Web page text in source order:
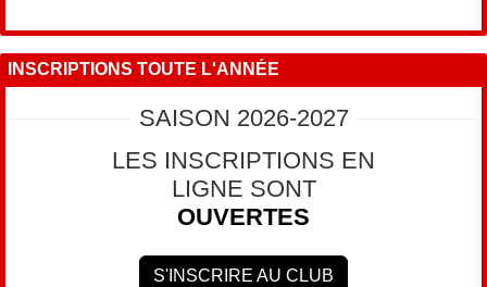
INSCRIPTIONS TOUTE L'ANNÉE
SAISON 2026-2027
LES INSCRIPTIONS EN
LIGNE SONT
OUVERTES
S'INSCRIRE AU CLUB